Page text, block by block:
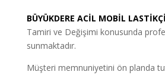
BÜYÜKDERE ACİL MOBİL LASTİKÇİ
Tamiri ve Değişimi konusunda
sunmaktadır.
Müşteri memnuniyetini ön planda